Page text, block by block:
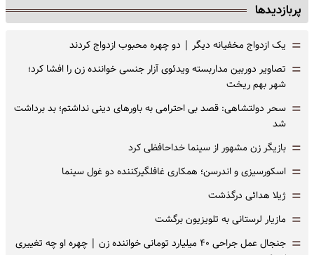
پربازدیدها
= یک ازدواج مخفیانه دیگر | دو چهره محبوب ازدواج کردند
= تصاویر دوربین مداربسته ویدئوی آزار جنسی خواننده زن را افشا کرد؛
شهر بهم ریخت
= سحر دولتشاهی: قصد بی احترامی به باورهای دینی نداشتم؛ بد برداشت
شد
= بازیگر زن مشهور از سینما خداحافظی کرد
= اسکورسیزی و اندرسن؛ همکاری غافلگیرکننده دو غول سینما
= ژیلا هدائی درگذشت
= مازیار لرستانی به تلویزیون برگشت
=
جنجال عمل جراحی ۴۰ میلیارد تومانی خواننده زن | چهره او چه تغییری